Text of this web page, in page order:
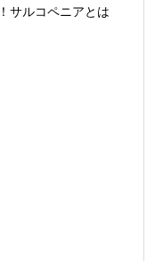
サルコペニアとは